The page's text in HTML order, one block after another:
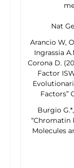
Nat
Arancio W,
Ingrassia
Corona D.
Factor
Factors”
Burgio
“Chromatin
Molecules